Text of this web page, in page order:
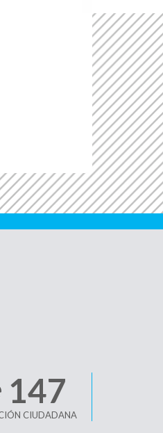
147
CIUDADANA